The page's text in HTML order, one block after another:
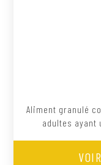
Aliment granulé
adultes ayant